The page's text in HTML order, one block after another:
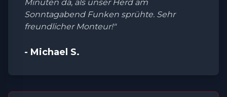
Minuten da, als unser Herd am
Sonntagabend Funken sprühte. Sehr
freundlicher Monteur!"
- Michael S.